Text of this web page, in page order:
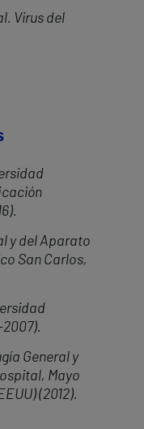
Virus del
y del Aparato
San Carlos,
General y
Mayo
(2012).